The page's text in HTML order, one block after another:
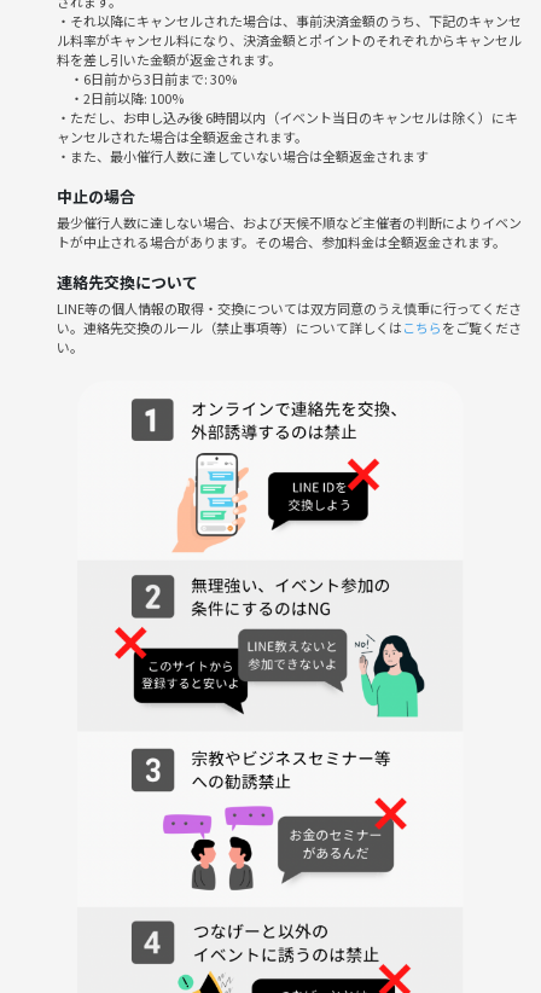
堅苦しい会ではないので、詳しくない方も、ひとり参加の方も大歓迎で
日本酒の良さを私がお伝えしていきますので初めての方でも参加しやす
いイベントになっています。
で、よろしければご覧ください。
（どちらかというと年齢層は高めな印象があります）
【26年度】
・4/4 持ち寄り日本酒会
https://tunagate.com/blogs/JkrVJgkL
https://tunagate.com/blogs/GkW51LOn
https://tunagate.com/blogs/vaBYxwkg
・11/29 持ち寄り日本酒会
https://tunagate.com/blogs/8aQqDVaZ
https://tunagate.com/circle/97956/events/450027
https://tunagate.com/blogs/8aQqLdaZ
・7/5 シェアハウス日本酒会
https://tunagate.com/blogs/eaPWj3kn
https://tunagate.com/blogs/GkW5v1On
・5/25 シェアハウス日本酒会
https://tunagate.com/blogs/E6Zzxl60
https://tunagate.com/blogs/GkWDGDan
・それ以降にキャンセルされた場合は、事前決済金額のうち、下記のキャンセ
ル料率がキャンセル料になり、決済金額とポイントのそれぞれからキャンセル
料を差し引いた金額が返金されます。
・6日前から3日前まで: 30%
・2日前以降: 100%
・ただし、お申し込み後 6時間以内（イベント当日のキャンセルは除く）にキ
ャンセルされた場合は全額返金されます。
・また、最小催行人数に達していない場合は全額返金されます
中止の場合
最少催行人数に達しない場合、および天候不順など主催者の判断によりイベン
トが中止される場合があります。その場合、参加料金は全額返金されます。
連絡先交換について
LINE等の個人情報の取得・交換については双方同意のうえ慎重に行ってくださ
い。連絡先交換のルール（禁止事項等）について詳しくはこちらをご覧くださ
い。